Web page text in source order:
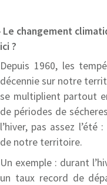
Le changement
ici ?
Depuis 1960, les
décennie sur notre
se multiplient partout
de périodes de
l’hiver, pas assez
de notre territoire.
Un exemple : durant
un taux record de